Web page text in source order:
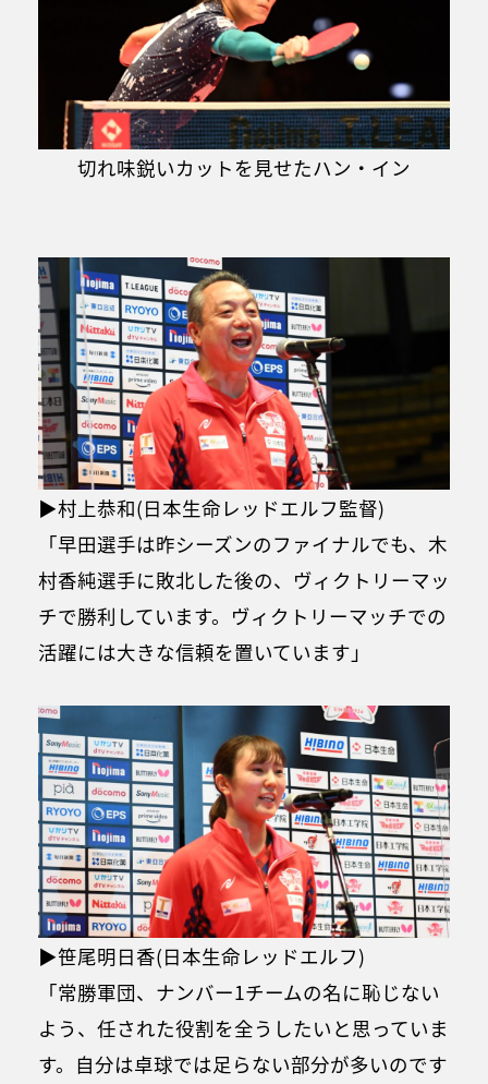
切れ味鋭いカットを見せたハン・イン
▶村上恭和(日本生命レッドエルフ監督)
「早田選手は昨シーズンのファイナルでも、木
村香純選手に敗北した後の、ヴィクトリーマッ
チで勝利しています。ヴィクトリーマッチでの
活躍には大きな信頼を置いています」
▶笹尾明日香(日本生命レッドエルフ)
「常勝軍団、ナンバー1チームの名に恥じない
よう、任された役割を全うしたいと思っていま
す。自分は卓球では足らない部分が多いのです